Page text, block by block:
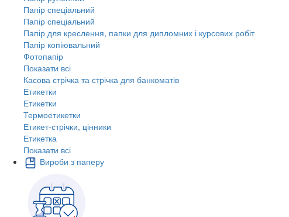
Папір спеціальний
Папір спеціальний
Папір для креслення, папки для дипломних і курсових робіт
Папір копіювальний
Фотопапір
Показати всі
Касова стрічка та стрічка для банкоматів
Етикетки
Етикетки
Термоетикетки
Етикет-стрічки, цінники
Етикетка
Показати всі
Вироби з паперу